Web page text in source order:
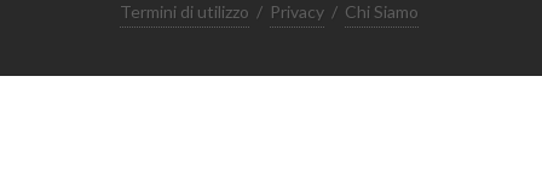
Termini di utilizzo / Privacy / Chi Siamo